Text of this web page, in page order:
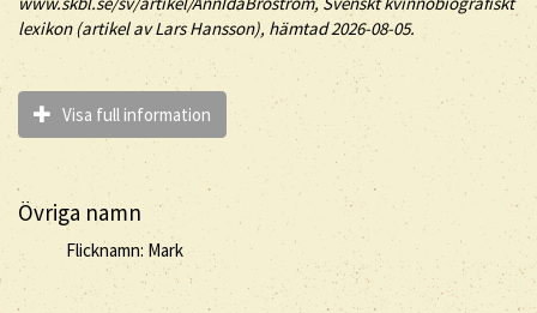
lexikon (artikel avLars Hansson), hämtad 2026-08-05.
Visa full information
Övriga namn
Flicknamn: Mark